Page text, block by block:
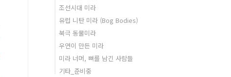
조선시대 미라
유럽 니탄 미라 (Bog Bodies)
북극 동물미라
우연이 만든 미라
미라 너머, 뼈를 남긴 사람들
기타_준비중